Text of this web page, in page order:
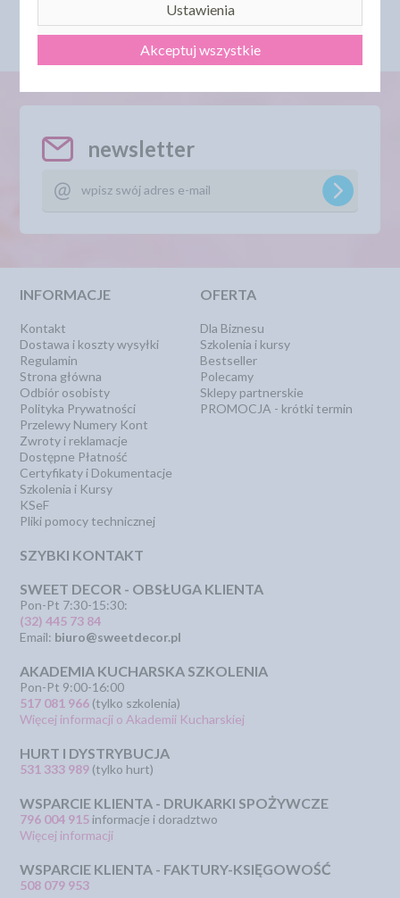
newsletter
INFORMACJE
Kontakt
Dostawa i koszty wysyłki
Regulamin
Strona główna
Odbiór osobisty
Polityka Prywatności
Przelewy Numery Kont
Zwroty i reklamacje
Dostępne Płatność
Certyfikaty i Dokumentacje
Szkolenia i Kursy
KSeF
Pliki pomocy technicznej
OFERTA
Dla Biznesu
Szkolenia i kursy
Bestseller
Polecamy
Sklepy partnerskie
PROMOCJA - krótki termin
SZYBKI KONTAKT
SWEET DECOR - OBSŁUGA KLIENTA
Pon-Pt 7:30-15:30:
(32) 445 73 84
Email: biuro@sweetdecor.pl
AKADEMIA KUCHARSKA SZKOLENIA
Pon-Pt 9:00-16:00
517 081 966 (tylko szkolenia)
Więcej informacji o Akademii Kucharskiej
HURT I DYSTRYBUCJA
531 333 989 (tylko hurt)
WSPARCIE KLIENTA - DRUKARKI SPOŻYWCZE
796 004 915 informacje i doradztwo
Więcej informacji
WSPARCIE KLIENTA - FAKTURY-KSIĘGOWOŚĆ
508 079 953
Ustawienia
Akceptuj wszystkie